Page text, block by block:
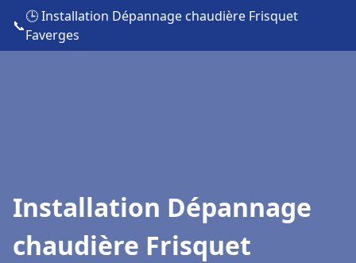
📞
🕒 Installation Dépannage chaudière Frisquet
Faverges
Installation Dépannage
chaudière Frisquet